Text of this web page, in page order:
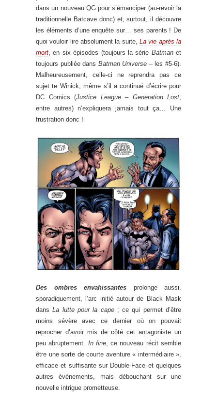
dans un nouveau QG pour s’émanciper (au-revoir la
traditionnelle Batcave donc) et, surtout, il découvre
les éléments d’une enquête sur… ses parents ! De
quoi vouloir lire absolument la suite, La vie après la
mort, en six épisodes (toujours la série Batmanet
toujours publiée dans Batman Universe – les #5-6).
Malheureusement, celle-ci ne reprendra pas ce
sujet te Winick, même s’il a continué d’écrire pour
DC Comics (Justice League – Generation Lost,
entre autres) n’expliquera jamais tout ça… Une
frustration donc !
Des ombres envahissantes prolonge aussi,
sporadiquement, l’arc initié autour de Black Mask
dansLa lutte pour la cape; ce qui permet d’être
moins sévère avec ce dernier où on pouvait
reprocher d’avoir mis de côté cet antagoniste un
peu abruptement. In fine, ce nouveau récit semble
être une sorte de courte aventure « intermédiaire »,
efficace et suffisante sur Double-Face et quelques
autres évènements, mais débouchant sur une
nouvelle intrigue prometteuse.